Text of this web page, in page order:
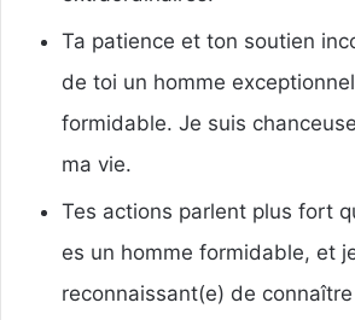
Ta patience et ton soutien
de toi un homme
formidable. Je suis
ma vie.
Tes actions parlent plus fort
es un homme formidable, et
reconnaissant(e) de connaître